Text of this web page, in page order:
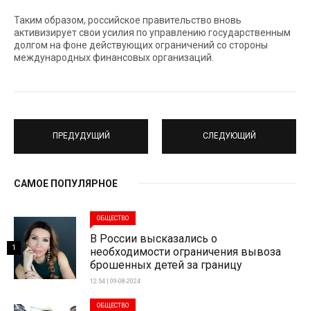
Таким образом, российское правительство вновь
активизирует свои усилия по управлению государственным
долгом на фоне действующих ограничений со стороны
международных финансовых организаций.
ПРЕДУДУЩИЙ СЛЕДУЮЩИЙ
САМОЕ ПОПУЛЯРНОЕ
ОБЩЕСТВО
В России высказались о
необходимости ограничения вывоза
брошенных детей за границу
12:54 | 09-08-2024
1
ОБЩЕСТВО